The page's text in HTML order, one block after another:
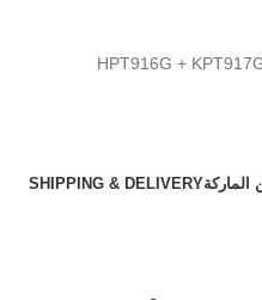
HPT916G +
الماركةSHIPPING & DELIVERY